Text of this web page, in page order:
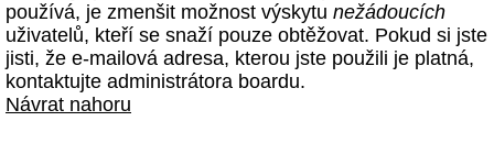
používá, je zmenšit možnost výskytu nežádoucích
uživatelů, kteří se snaží pouze obtěžovat. Pokud si jste
jisti, že e-mailová adresa, kterou jste použili je platná,
kontaktujte administrátora boardu.
Návrat nahoru